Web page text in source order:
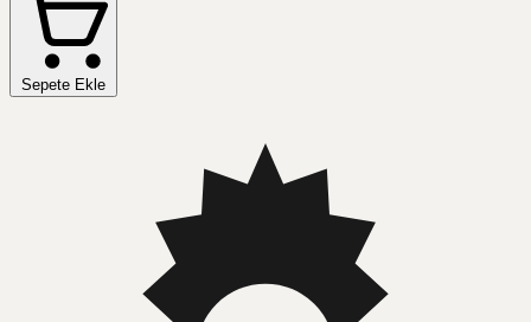
Sepete Ekle